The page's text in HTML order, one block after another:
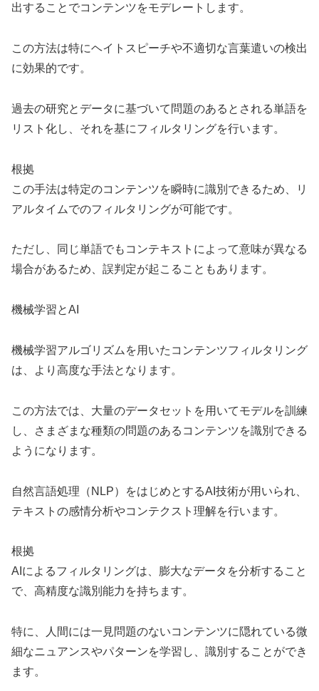
出することでコンテンツをモデレートします。
この方法は特にヘイトスピーチや不適切な言葉遣いの検出
に効果的です。
過去の研究とデータに基づいて問題のあるとされる単語を
リスト化し、それを基にフィルタリングを行います。
根拠
この手法は特定のコンテンツを瞬時に識別できるため、リ
アルタイムでのフィルタリングが可能です。
ただし、同じ単語でもコンテキストによって意味が異なる
場合があるため、誤判定が起こることもあります。
機械学習とAI
機械学習アルゴリズムを用いたコンテンツフィルタリング
は、より高度な手法となります。
この方法では、大量のデータセットを用いてモデルを訓練
し、さまざまな種類の問題のあるコンテンツを識別できる
ようになります。
自然言語処理（NLP）をはじめとするAI技術が用いられ、
テキストの感情分析やコンテクスト理解を行います。
根拠
AIによるフィルタリングは、膨大なデータを分析すること
で、高精度な識別能力を持ちます。
特に、人間には一見問題のないコンテンツに隠れている微
細なニュアンスやパターンを学習し、識別することができ
ます。